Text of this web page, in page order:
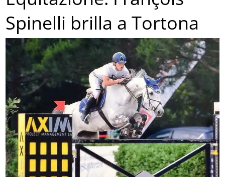
Spinelli brilla a Tortona